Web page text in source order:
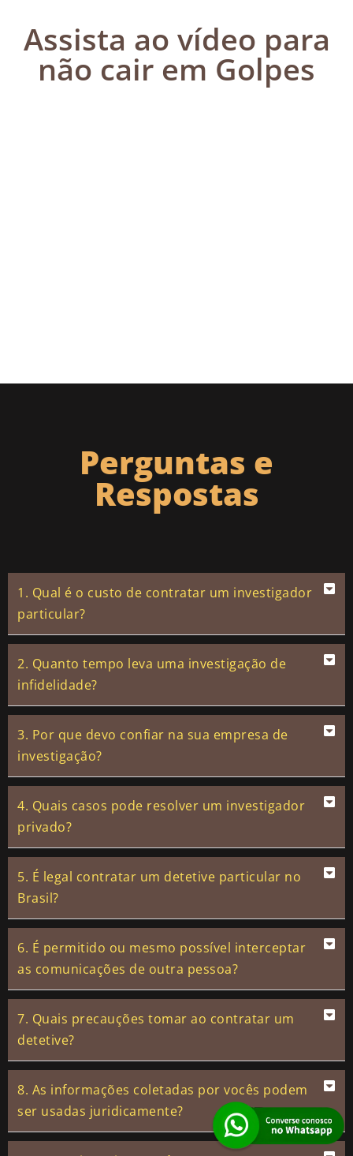
Assista ao vídeo para
não cair em Golpes
Perguntas e
Respostas
1. Qual é o custo de contratar um investigador
particular?
2. Quanto tempo leva uma investigação de
infidelidade?
3. Por que devo confiar na sua empresa de
investigação?
4. Quais casos pode resolver um investigador
privado?
5. É legal contratar um detetive particular no
Brasil?
6. É permitido ou mesmo possível interceptar
as comunicações de outra pessoa?
7. Quais precauções tomar ao contratar um
detetive?
8. As informações coletadas por vocês podem
ser usadas juridicamente?